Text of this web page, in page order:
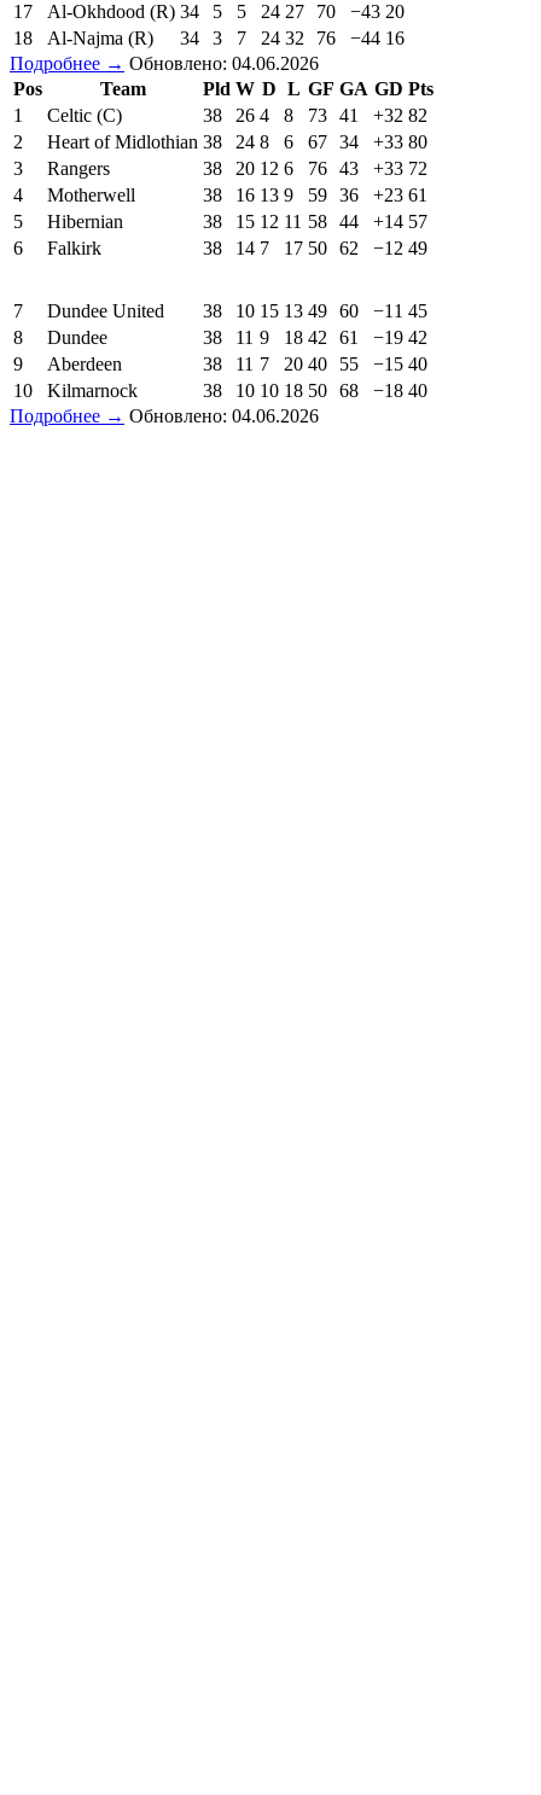
17
Al-Okhdood (R) 34 5 5 24 27 70 −43 20
18
Al-Najma (R) 34 3 7 24 32 76 −44 16
Подробнее → Обновлено: 04.06.2026
Pos
Team Pld W D L GF GA GD Pts
1
Celtic (C) 38 26 4 8 73 41 +32 82
2
Heart of Midlothian 38 24 8 6 67 34 +33 80
3
Rangers 38 20 12 6 76 43 +33 72
4
Motherwell 38 16 13 9 59 36 +23 61
5
Hibernian 38 15 12 11 58 44 +14 57
6
Falkirk 38 14 7 17 50 62 −12 49
7 Dundee United 38 10 15 13 49 60 −11 45
8
Dundee 38 11 9 18 42 61 −19 42
9
Aberdeen 38 11 7 20 40 55 −15 40
10
Kilmarnock 38 10 10 18 50 68 −18 40
Подробнее → Обновлено: 04.06.2026